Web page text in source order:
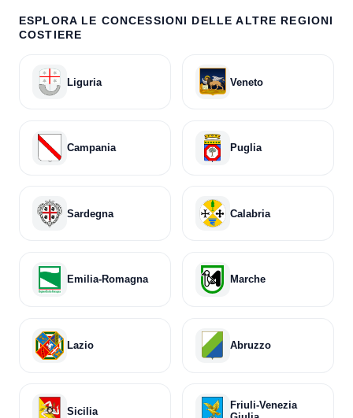
ESPLORA LE CONCESSIONI DELLE ALTRE REGIONI
COSTIERE
Liguria Veneto
Campania Puglia
Sardegna Calabria
Emilia-Romagna Marche
Lazio Abruzzo
Sicilia
Friuli-Venezia